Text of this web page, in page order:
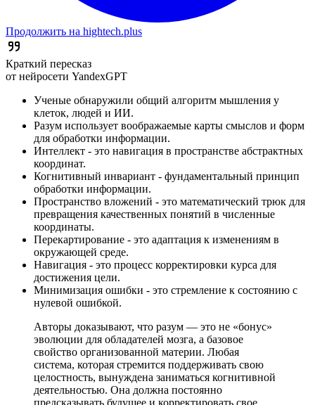
Продолжить на hightech.plus
Краткий пересказ
от нейросети YandexGPT
Ученые обнаружили общий алгоритм мышления у
клеток, людей и ИИ.
Разум использует воображаемые карты смыслов и форм
для обработки информации.
Интеллект - это навигация в пространстве абстрактных
координат.
Когнитивный инвариант - фундаментальный принцип
обработки информации.
Пространство вложений - это математический трюк для
превращения качественных понятий в численные
координаты.
Перекартирование - это адаптация к изменениям в
окружающей среде.
Навигация - это процесс корректировки курса для
достижения цели.
Минимизация ошибки - это стремление к состоянию с
нулевой ошибкой.
Авторы доказывают, что разум — это не «бонус»
эволюции для обладателей мозга, а базовое
свойство организованной материи. Любая
система, которая стремится поддерживать свою
целостность, вынуждена заниматься когнитивной
деятельностью. Она должна постоянно
предсказывать будущее и корректировать свое